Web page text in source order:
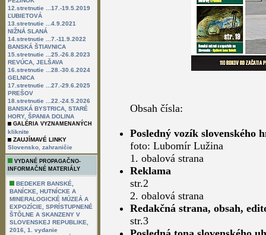
12.stretnutie ...17.-19.5.2019
ĽUBIETOVÁ
13.stretnutie ...4.9.2021
NIŽNÁ SLANÁ
14.stretnutie ...7.-11.9.2022
BANSKÁ ŠTIAVNICA
15.stretnutie ...25.-26.8.2023
REVÚCA, JELŠAVA
16.stretnutie ...28.-30.6.2024
GELNICA
17.stretnutie ...27.-29.6.2025
PREŠOV
18.stretnutie ...22.-24.5.2026
BANSKÁ BYSTRICA, STARÉ
HORY, ŠPANIA DOLINA
GALÉRIA VYZNAMENANÝCH
kliknite
ZAUJÍMAVÉ LINKY
Slovensko zahraničie
VYDANÉ PROPAGAČNO-
INFORMAČNÉ MATERIÁLY
BEDEKER BANSKÉ,
BANÍCKE, HUTNÍCKE A
MINERALOGICKÉ MÚZEÁ A
EXPOZÍCIE, SPRÍSTUPNENÉ
ŠTÔLNE A SKANZENY V
SLOVENSKEJ REPUBLIKE,
2016, 1. vydanie
Obsah čísla:
Posledný vozík slovenského
foto: Lubomír Lužina
1. obalová strana
Reklama
str.2
2. obalová strana
Redakčná strana, obsah,
str.3